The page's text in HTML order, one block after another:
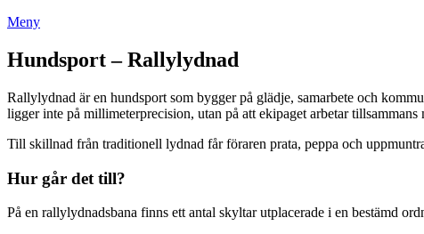
Meny
Hundsport – Rallylydnad
Rallylydnad är en hundsport som bygger på glädje, samarbete och
ligger inte på millimeterprecision, utan på att ekipaget arbetar
Till skillnad från traditionell lydnad får föraren prata, peppa och
Hur går det till?
På en rallylydnadsbana finns ett antal skyltar utplacerade i en bestämd